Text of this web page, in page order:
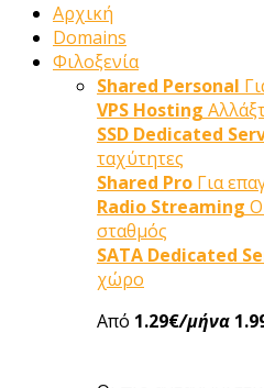
Αρχική
Domains
Φιλοξενία
Shared Personal
VPS Hosting
SSD Dedicated
ταχύτητες
Shared Pro Για
Radio Streaming Ο
σταθμός
SATA Dedicated
χώρο
Από 1.29€/μήνα